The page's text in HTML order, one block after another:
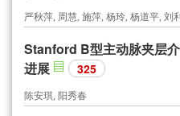
Stanford B型主动脉夹层
进展
325
陈安琪, 阳秀春